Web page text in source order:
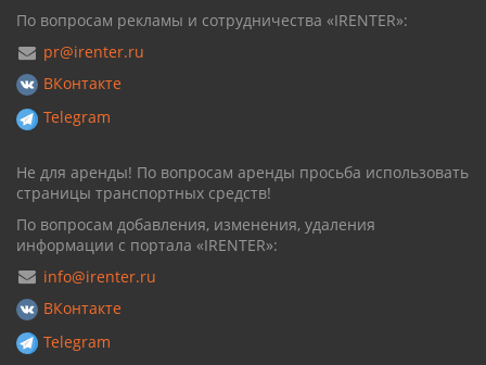
По вопросам рекламы и сотрудничества «IRENTER»:
pr@irenter.ru
ВКонтакте
Telegram
Не для аренды! По вопросам аренды просьба использовать
страницы транспортных средств!
По вопросам добавления, изменения, удаления
информации с портала «IRENTER»:
info@irenter.ru
ВКонтакте
Telegram